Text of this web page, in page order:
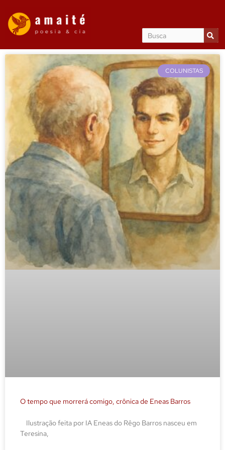
COLUNISTAS
O tempo que morrerá comigo, crônica de Eneas Barros
Ilustração feita por IA Eneas do Rêgo Barros nasceu em
Teresina,